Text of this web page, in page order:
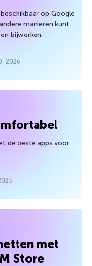
op Google
manieren kunt
bijwerken.
2026
de beste apps voor
met
Store